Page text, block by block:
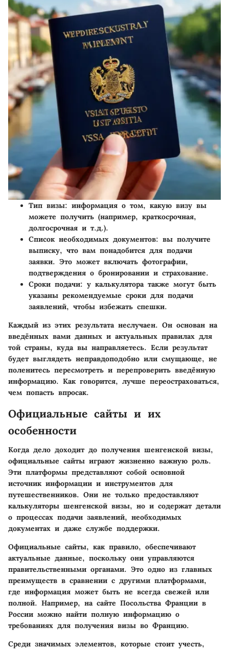
Тип визы: информация о том, какую визу вы
можете получить (например, краткосрочная,
долгосрочная и т.д.).
Список необходимых документов: вы получите
выписку, что вам понадобится для подачи
заявки. Это может включать фотографии,
подтверждения о бронировании и страхование.
Сроки подачи: у калькулятора также могут быть
указаны рекомендуемые сроки для подачи
заявлений, чтобы избежать спешки.
Каждый из этих результата неслучаен. Он основан на
введённых вами данных и актуальных правилах для
той страны, куда вы направляетесь. Если результат
будет выглядеть неправдоподобно или смущающе, не
поленитесь пересмотреть и перепроверить введённую
информацию. Как говорится, лучше переостраховаться,
чем попасть впросак.
Официальные сайты и их
особенности
Когда дело доходит до получения шенгенской визы,
официальные сайты играют жизненно важную роль.
Эти платформы представляют собой основной
источник информации и инструментов для
путешественников. Они не только предоставляют
калькуляторы шенгенской визы, но и содержат детали
о процессах подачи заявлений, необходимых
документах и даже службе поддержки.
Официальные сайты, как правило, обеспечивают
актуальные данные, поскольку они управляются
правительственными органами. Это одно из главных
преимуществ в сравнении с другими платформами,
где информация может быть не всегда свежей или
полной. Например, на сайте Посольства Франции в
России можно найти полную информацию о
требованиях для получения визы во Францию.
Среди значимых элементов, которые стоит учесть,